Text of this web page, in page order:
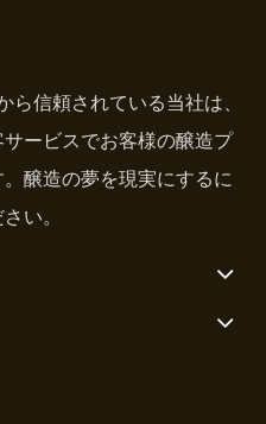
信頼されている当社は、
ービスでお客様の醸造プ
醸造の夢を現実にするに
い。